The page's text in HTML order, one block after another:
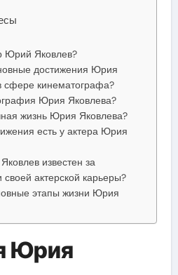
Юрий Яковлев?
достижения Юрия
сфере кинематографа?
Юрия Яковлева?
жизнь Юрия Яковлева?
есть у актера Юрия
известен за
актерской карьеры?
этапы жизни Юрия
Юрия